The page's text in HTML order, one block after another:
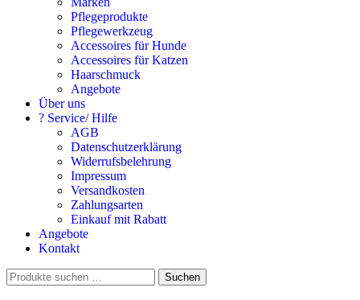
Pflegeprodukte
Pflegewerkzeug
Accessoires für Hunde
Accessoires für Katzen
Haarschmuck
Angebote
Über uns
? Service/ Hilfe
AGB
Datenschutzerklärung
Widerrufsbelehrung
Impressum
Versandkosten
Zahlungsarten
Einkauf mit Rabatt
Angebote
Kontakt
Suchen
nach:
Suchen